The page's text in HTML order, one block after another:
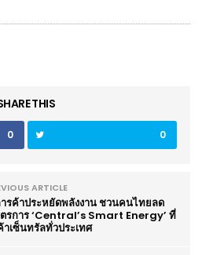
THIS
0 0
ARTICLE
ค้าประหยัดพลังงาน ชวนคนไทยลด
รการ ‘Central’s Smart Energy’ ที่
เซ็นทรัลทั่วประเทศ